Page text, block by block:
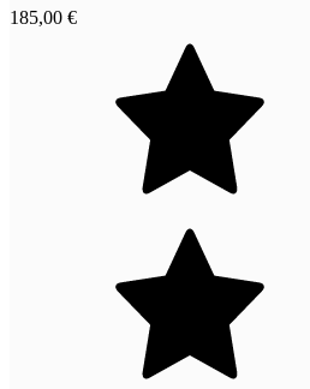
185,00 €